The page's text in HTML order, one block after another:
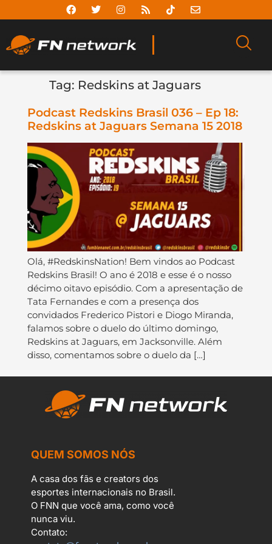
Tag: Redskins at Jaguars
Podcast Redskins Brasil 036 – Ep 18:
Redskins at Jaguars Semana 15 2018
Olá, #RedskinsNation! Bem vindos ao Podcast
Redskins Brasil! O ano é 2018 e esse é o nosso
décimo oitavo episódio. Com a apresentação de
Tata Fernandes e com a presença dos
convidados Frederico Pistori e Diogo Miranda,
falamos sobre o duelo do último domingo,
Redskins at Jaguars, em Jacksonville. Além
disso, comentamos sobre o duelo da […]
QUEM SOMOS NÓS
A casa dos fãs e creators dos
esportes internacionais no Brasil.
O FNN que você ama, como você
nunca viu.
Contato: